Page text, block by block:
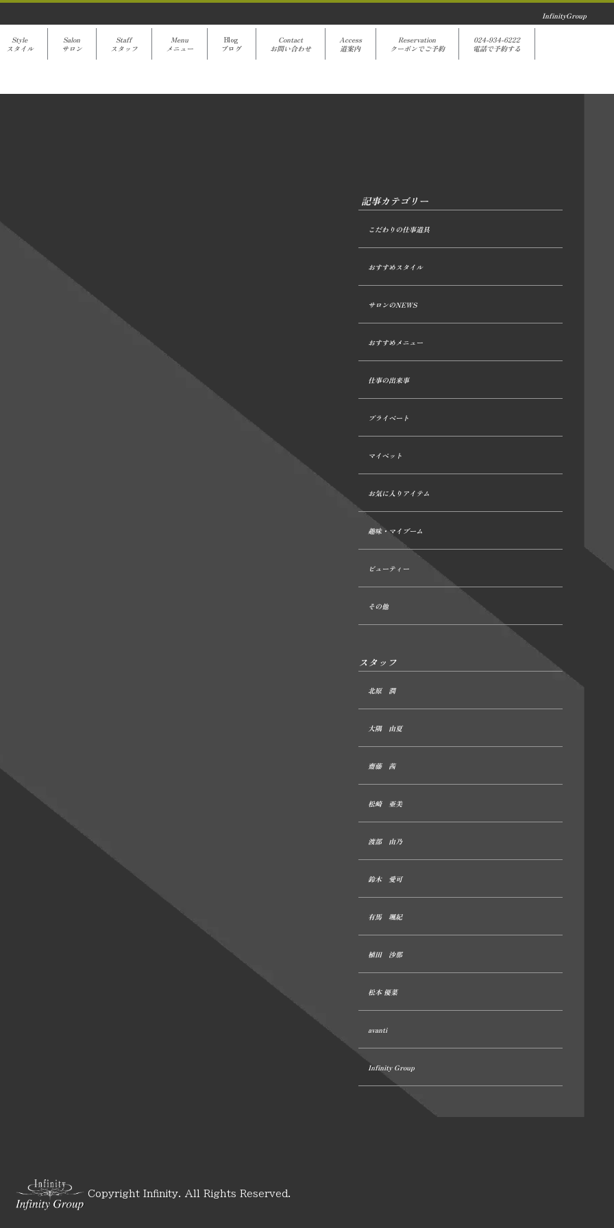
InfinityGroup
Style
スタイル
Salon
サロン
Staff
スタッフ
Menu
メニュー
Blog
ブログ
Contact
お問い合わせ
Access
道案内
Reservation
クーポンでご予約
024-934-6222
電話で予約する
記事カテゴリー
こだわりの仕事道具
おすすめスタイル
サロンのNEWS
おすすめメニュー
仕事の出来事
プライベート
マイペット
お気に入りアイテム
趣味・マイブーム
ビューティー
その他
スタッフ
北原 潤
大隅 由夏
齋藤 茜
松崎 亜美
渡部 由乃
鈴木 愛可
有馬 颯紀
植田 沙那
松本 優菜
avanti
Infinity Group
Copyright Infinity. All Rights Reserved.